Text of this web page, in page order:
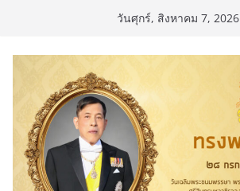
content
วันศุกร์, สิงหาคม 7, 2026